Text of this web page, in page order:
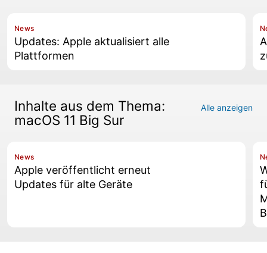
News
Updates: Apple aktualisiert alle
Plattformen
Inhalte aus dem Thema:
macOS 11 Big Sur
Alle anzeigen
News
Apple veröffentlicht erneut
Updates für alte Geräte